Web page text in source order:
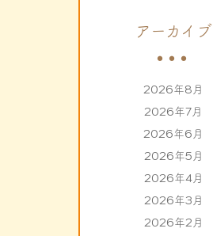
アーカイブ
2026年8月
2026年7月
2026年6月
2026年5月
2026年4月
2026年3月
2026年2月